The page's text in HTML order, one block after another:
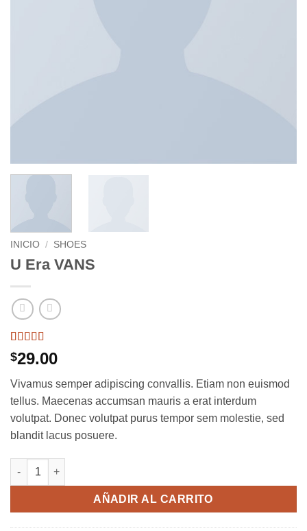
INICIO / SHOES
U Era VANS
Valorado
con3.5
base a
2
valoraciones
de
clientes
$29.00
Vivamus semper adipiscing convallis. Etiam non euismod
tellus. Maecenas accumsan mauris a erat interdum
volutpat. Donec volutpat purus tempor sem molestie, sed
blandit lacus posuere.
U Era VANS cantidad
AÑADIR AL CARRITO